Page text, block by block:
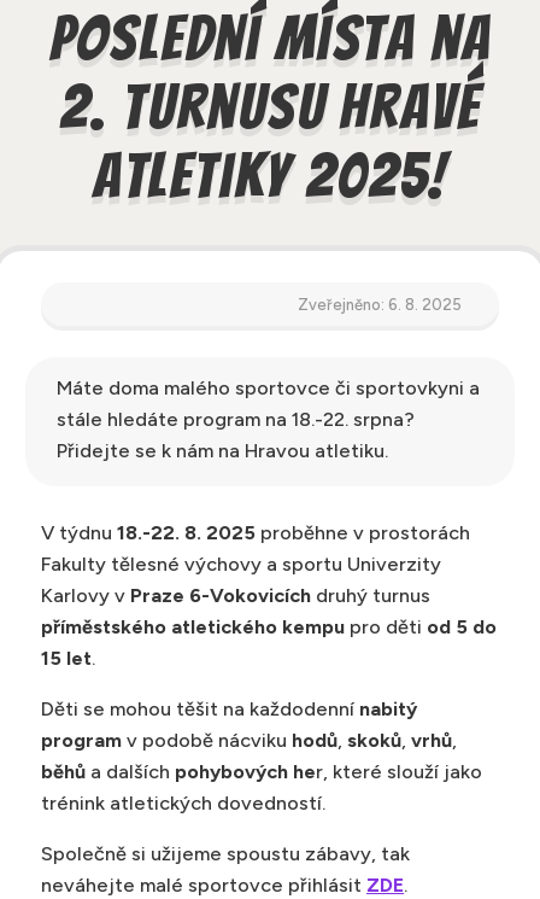
Poslední místa na
2. turnusu Hravé
atletiky 2025!
Zveřejněno: 6. 8. 2025
Máte doma malého sportovce či sportovkyni a
stále hledáte program na 18.-22. srpna?
Přidejte se k nám na Hravou atletiku.
V týdnu18.-22. 8. 2025 proběhne v prostorách
Fakulty tělesné výchovy a sportu Univerzity
Karlovy v Praze 6-Vokovicích druhý turnus
příměstského atletického kempu pro děti od 5 do
15 let.
Děti se mohou těšit na každodenní nabitý
program v podobě nácviku hodů,skoků,vrhů,
běhů a dalších pohybových her, které slouží jako
trénink atletických dovedností.
Společně si užijeme spoustu zábavy, tak
neváhejte malé sportovce přihlásit ZDE.